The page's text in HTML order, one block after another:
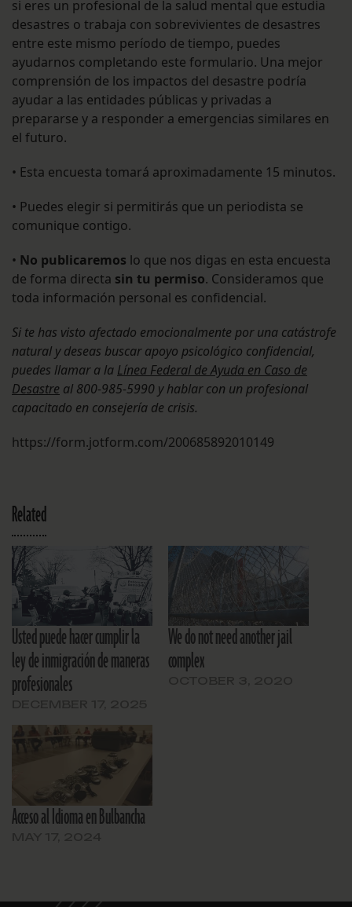
si eres un profesional de la salud mental que estudia
desastres o trabaja con sobrevivientes de desastres
entre este mismo período de tiempo, puedes
ayudarnos completando este formulario. Una mejor
comprensión de los impactos del desastre podría
ayudar a las entidades públicas y privadas a
prepararse y a responder a emergencias similares en
el futuro.
• Esta encuesta tomará aproximadamente 15 minutos.
• Puedes elegir si permitirás que un periodista se
comunique contigo.
• No publicaremos lo que nos digas en esta encuesta
de forma directa sin tu permiso. Consideramos que
toda información personal es confidencial.
Si te has visto afectado emocionalmente por una catástrofe
natural y deseas buscar apoyo psicológico confidencial,
puedes llamar a la Línea Federal de Ayuda en Caso de
Desastre al 800-985-5990 y hablar con un profesional
capacitado en consejería de crisis.
https://form.jotform.com/200685892010149
Related
Usted puede hacer cumplir la
ley de inmigración de maneras
profesionales
We do not need another jail
complex
Acceso al Idioma en Bulbancha